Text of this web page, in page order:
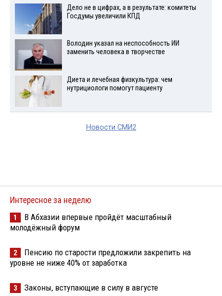
Дело не в цифрах, а в результате: комитеты
Госдумы увеличили КПД
Володин указал на неспособность ИИ
заменить человека в творчестве
Диета и лечебная физкультура: чем
нутрициологи помогут пациенту
Новости СМИ2
Интересное за неделю
1
В Абхазии впервые пройдёт масштабный
молодёжный форум
2
Пенсию по старости предложили закрепить на
уровне не ниже 40% от заработка
3 Законы, вступающие в силу в августе